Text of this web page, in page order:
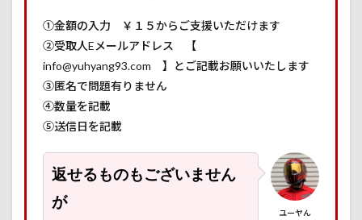
①金額の入力 ￥１５からご支援いただけます
②受取人Eメールアドレス 【
info@yuhyang93.com 】とご記載お願いいたします
③匿名で問題有りません
④数量を記載
⑤送信日を記載
ユーヤん
返せるものもございません
が